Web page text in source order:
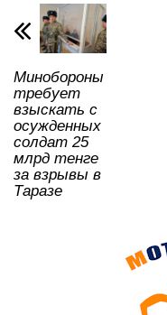
p
o
k
Минобороны
требует
взыскать с
осужденных
солдат 25
млрд тенге
за взрывы в
Таразе